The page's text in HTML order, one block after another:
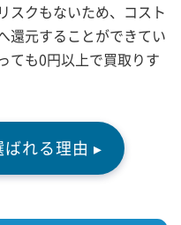
スクもないため、コスト
還元することができてい
ても0円以上で買取りす
れる理由 ▸